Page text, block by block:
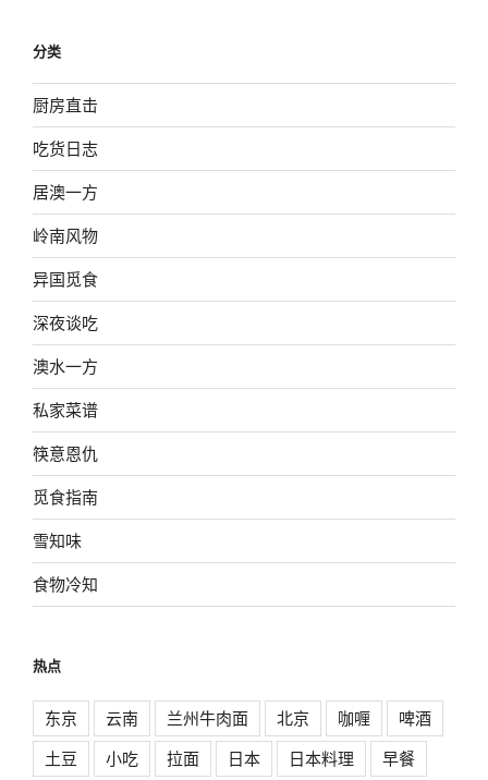
分类
厨房直击
吃货日志
居澳一方
岭南风物
异国觅食
深夜谈吃
澳水一方
私家菜谱
筷意恩仇
觅食指南
雪知味
食物冷知
热点
东京 云南 兰州牛肉面 北京 咖喱
啤酒
土豆
小吃 拉面 日本 日本料理
早餐